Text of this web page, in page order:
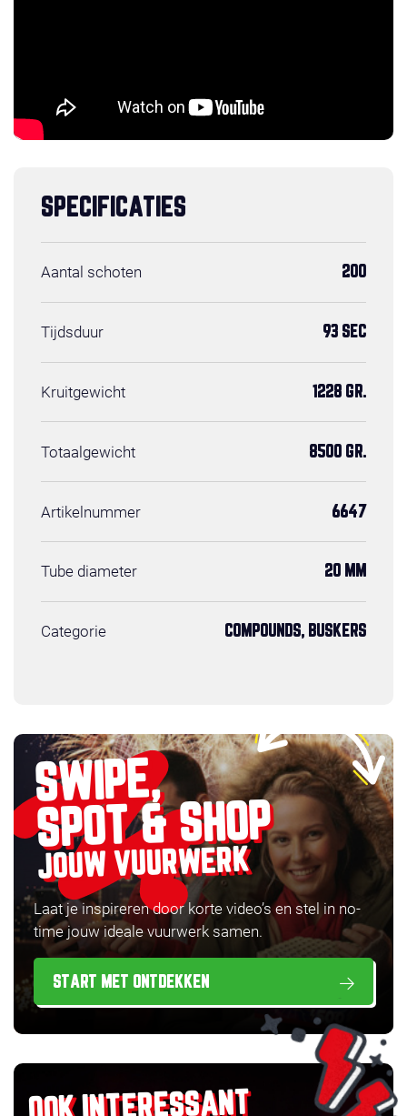
SPECIFICATIES
Aantal schoten 200
Tijdsduur 93 SEC
Kruitgewicht 1228 GR.
Totaalgewicht 8500 GR.
Artikelnummer 6647
Tube diameter 20 MM
Categorie COMPOUNDS, BUSKERS
SWIPE,
SPOT & SHOP
JOUW VUURWERK
Laat je inspireren door korte video’s en stel in no-
time jouw ideale vuurwerk samen.
START MET ONTDEKKEN
OOK INTERESSANT